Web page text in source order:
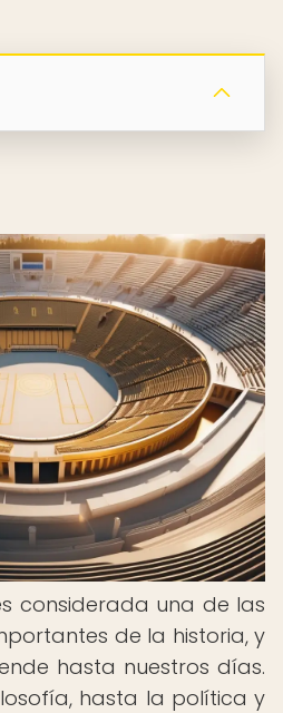
considerada una de las
de la historia, y
hasta nuestros días.
hasta la política y